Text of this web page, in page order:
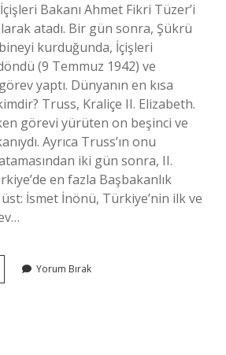
Bakanı Ahmet Fikri Tüzer’i
atadı. Bir gün sonra, Şükrü
kurduğunda, İçişleri
(9 Temmuz 1942) ve
yaptı. Dünyanın en kısa
Truss, Kraliçe II. Elizabeth.
görevi yürüten on beşinci ve
Ayrıca Truss’ın onu
iki gün sonra, II.
en fazla Başbakanlık
İsmet İnönü, Türkiye’nin ilk ve
Yorum Bırak